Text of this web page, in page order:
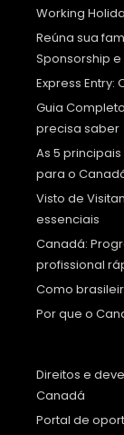
Working
Reúna sua
Sponsorship
Express
Guia
precisa saber
As 5
para o
Visto de
essenciais
Canadá:
profissional
Como
Por que o
Direitos e
Canadá
Portal de